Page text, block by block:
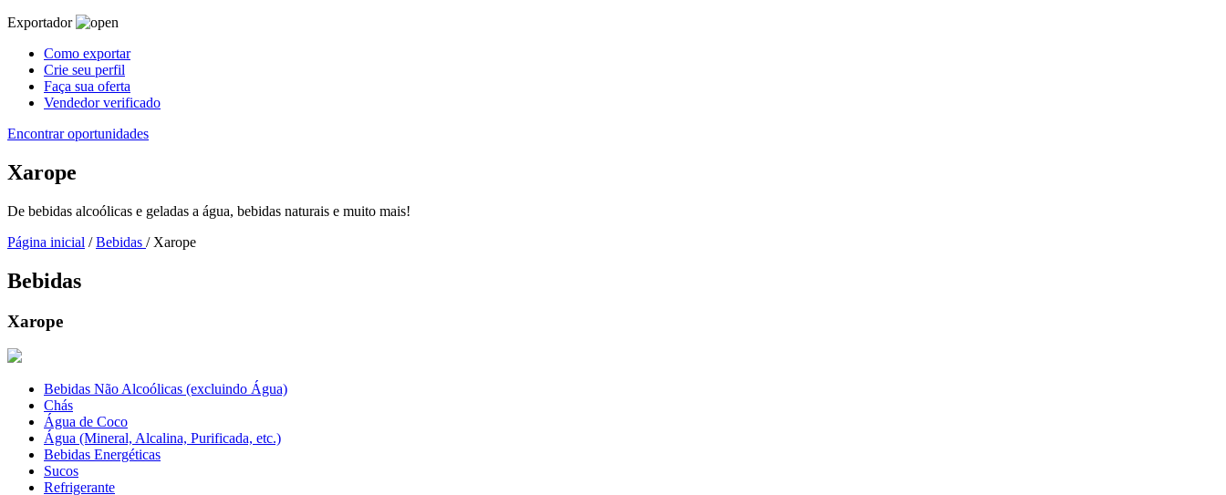
Exportador
Como exportar
Crie seu perfil
Faça sua oferta
Vendedor verificado
Encontrar oportunidades
Xarope
De bebidas alcoólicas e geladas a água, bebidas naturais e muito mais!
Página inicial /Bebidas / Xarope
Bebidas
Xarope
Bebidas Não Alcoólicas (excluindo Água)
Chás
Água de Coco
Água (Mineral, Alcalina, Purificada, etc.)
Bebidas Energéticas
Sucos
Refrigerante